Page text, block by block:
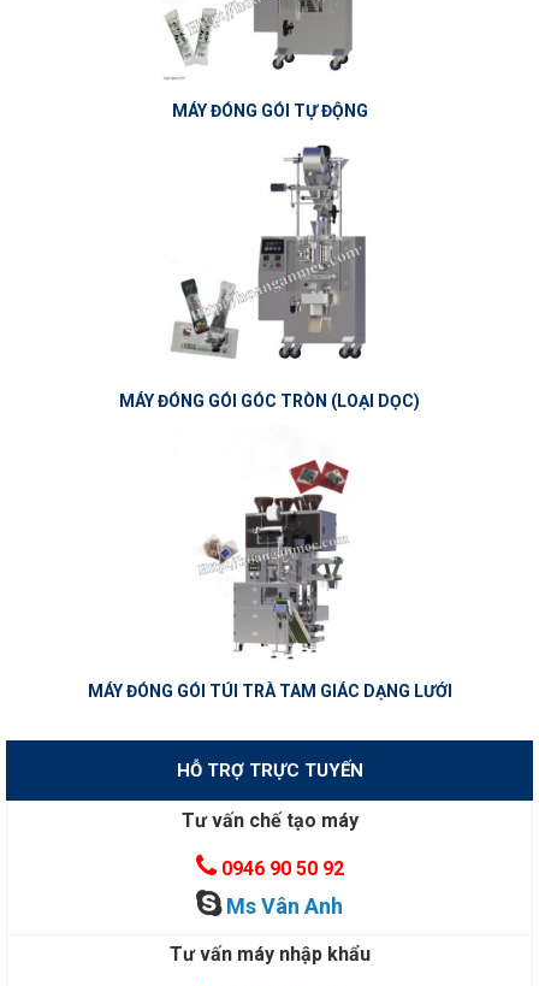
MÁY ĐÓNG GÓI TỰ ĐỘNG
MÁY ĐÓNG GÓI GÓC TRÒN (LOẠI DỌC)
MÁY ĐÓNG GÓI TÚI TRÀ TAM GIÁC DẠNG LƯỚI
HỖ TRỢ TRỰC TUYẾN
Tư vấn chế tạo máy
0946 90 50 92
Ms Vân Anh
Tư vấn máy nhập khẩu